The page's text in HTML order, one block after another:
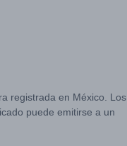
registrada en México. Los
puede emitirse a un